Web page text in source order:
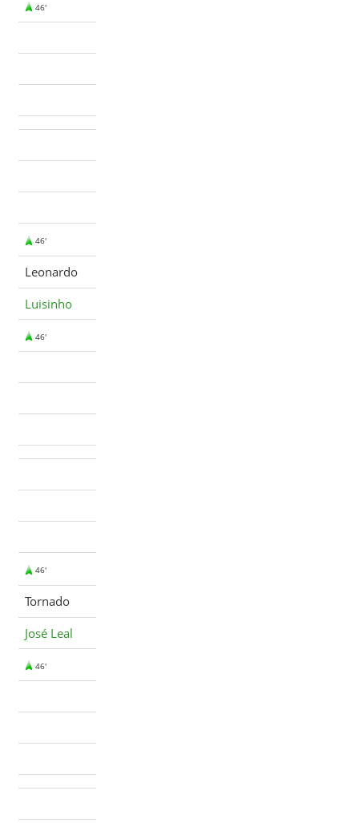
46'
46'
Leonardo
Luisinho
46'
46'
Tornado
José Leal
46'